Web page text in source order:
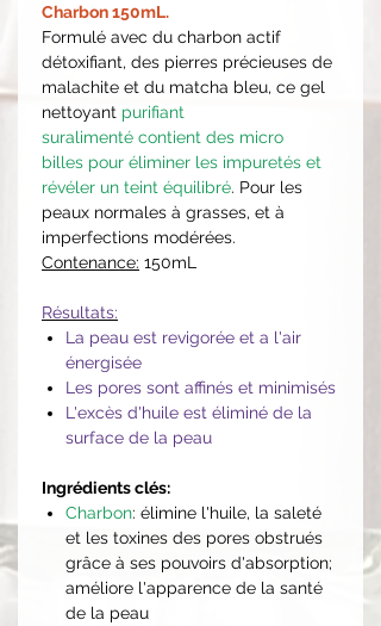
Charbon 150mL.
Formulé avec du charbon actif
détoxifiant, des pierres précieuses de
malachite et du matcha bleu, ce gel
nettoyant purifiant
suralimenté contient des micro
billes pour éliminer les impuretés et
révéler un teint équilibré. Pour les
peaux normales à grasses, et à
imperfections modérées.
Contenance: 150mL
Résultats:
La peau est revigorée et a l'air
énergisée
Les pores sont affinés et minimisés
L'excès d'huile est éliminé de la
surface de la peau
Ingrédients clés:
Charbon: élimine l'huile, la saleté
et les toxines des pores obstrués
grâce à ses pouvoirs d'absorption;
améliore l'apparence de la santé
de la peau